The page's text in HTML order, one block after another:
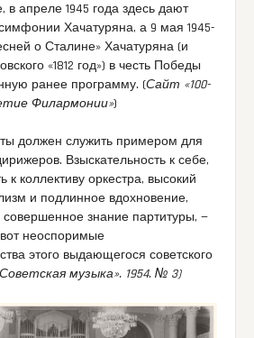
апреле 1945 года здесь дают
Хачатуряна, а 9 мая 1945-
о Сталине» Хачатуряна (и
«1812 год») в честь Победы
ранее программу. (Сайт «100-
Филармонии»)
должен служить примером для
Взыскательность к себе,
к коллективу оркестра, высокий
и подлинное вдохновение,
знание партитуры, —
вот неоспоримые
этого выдающегося советского
музыка». 1954. № 3)